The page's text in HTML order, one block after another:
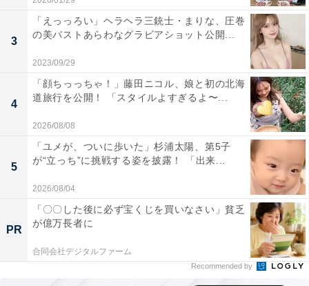
3
「えっっろい」ヘラヘラ三銃士・まりな、圧巻
の美バストあらわなグラビアショット公開...
2023/09/29
4
「顔ちっっちゃ！」藤田ニコル、娘と初の北海
道旅行を公開！ 「スタイルよすぎるよ〜...
2026/08/08
5
「ユメが、ついに歩いた」杉浦太陽、第5子
が“立っち”に挑戦する姿を披露！ 「出来...
2026/08/04
PR
「〇〇した後に必ず宝くじを買いなさい」貧乏
が億万長者に
合同会社デジタルファーム
Recommended by